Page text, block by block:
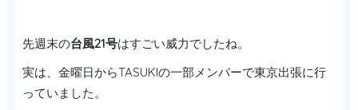
先週末の台風21号はすごい威力でしたね。
実は、金曜日からTASUKIの一部メンバーで東京出張に行
っていました。